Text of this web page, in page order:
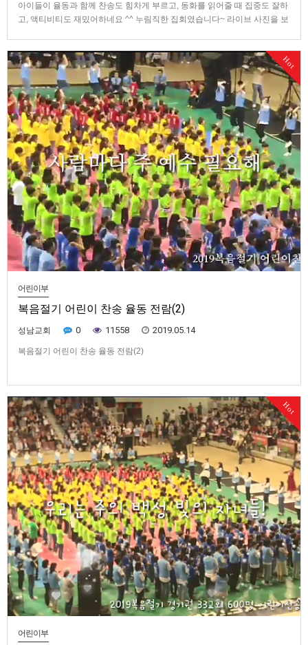
아이들이 율동과 함께 찬송도 힘차게 부르고, 동화를 읽어줄 때 집중도 잘하
고, 액티비티도 재밌어하네요 ^^ 누림직한 집회였습니다~ 라이브 사진을 보
Hot
어린이부
복음절기 어린이 찬송 율동 전람(2)
성남교회 0 11558 2019.05.14
복음절기 어린이 찬송 율동 전람(2)
Hot
어린이부